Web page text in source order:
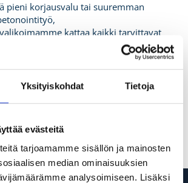
Yksityiskohdat Tietoja
evästeitä
tarjoamamme sisällön ja mainosten
median ominaisuuksien
analysoimiseen. Lisäksi
pieni korjausvalu tai suuremman
kattaa kaikki tarvittavat
on muun muassa
täryttimet, nostoastiat,
hiertokoneet, muottilukot sekä
kuten terästaivuttimet ja -
niin työmaalla kuin
kohteilla.